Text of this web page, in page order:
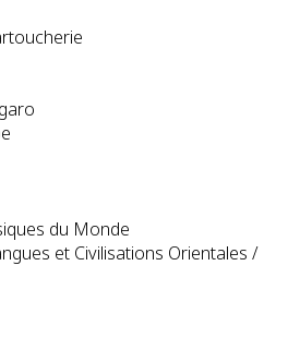
du Monde
et Civilisations Orientales /